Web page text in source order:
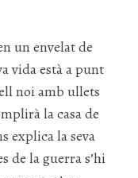
un envelat de
vida està a punt
noi amb ullets
la casa de
explica la seva
de la guerra s’hi